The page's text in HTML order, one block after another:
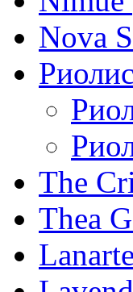
Nova
The
Thea